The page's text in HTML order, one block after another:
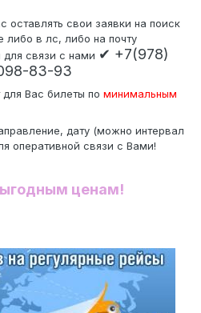
оставлять свои заявки на поиск
в лс, либо на почту
связи с нами ✔ +7(978)
83-93
Вас билеты по минимальным
дату (можно интервал
оперативной связи с Вами!
ценам!